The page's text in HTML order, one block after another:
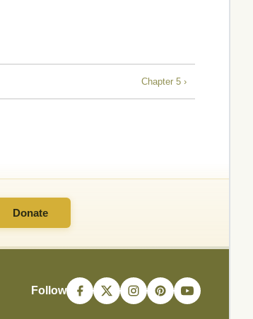
Chapter 5 ›
Donate
Follow